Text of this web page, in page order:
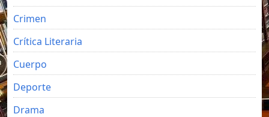
Crimen
Crítica Literaria
Cuerpo
Deporte
Drama